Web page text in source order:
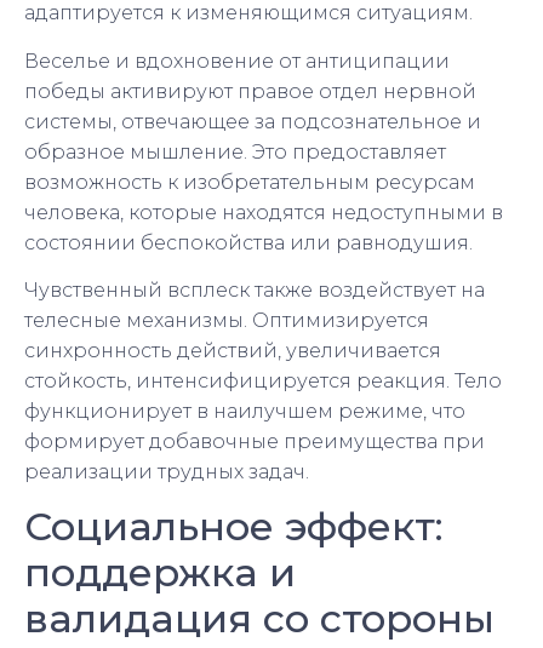
адаптируется к изменяющимся ситуациям.
Веселье и вдохновение от антиципации
победы активируют правое отдел нервной
системы, отвечающее за подсознательное и
образное мышление. Это предоставляет
возможность к изобретательным ресурсам
человека, которые находятся недоступными в
состоянии беспокойства или равнодушия.
Чувственный всплеск также воздействует на
телесные механизмы. Оптимизируется
синхронность действий, увеличивается
стойкость, интенсифицируется реакция. Тело
функционирует в наилучшем режиме, что
формирует добавочные преимущества при
реализации трудных задач.
Социальное эффект:
поддержка и
валидация со стороны